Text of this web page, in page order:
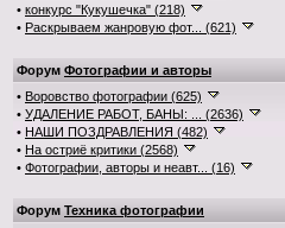
• конкурс "Кукушечка" (218)
• Раскрываем жанровую фот... (621)
Форум Фотографии и авторы
• Воровство фотографии (625)
• УДАЛЕНИЕ РАБОТ, БАНЫ: ... (2636)
• НАШИ ПОЗДРАВЛЕНИЯ (482)
• На остриё критики (2568)
• Фотографии, авторы и неавт... (16)
Форум Техника фотографии